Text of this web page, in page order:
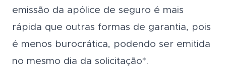
emissão da apólice de seguro é mais
rápida que outras formas de garantia, pois
é menos burocrática, podendo ser emitida
no mesmo dia da solicitação*.